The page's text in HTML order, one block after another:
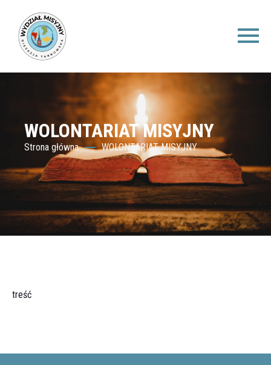
WOLONTARIAT MISYJNY
Strona główna WOLONTARIAT MISYJNY
treść